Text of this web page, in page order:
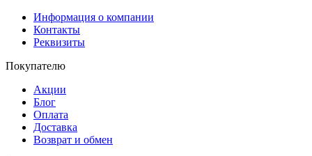
Информация о компании
Контакты
Реквизиты
Покупателю
Акции
Блог
Оплата
Доставка
Возврат и обмен